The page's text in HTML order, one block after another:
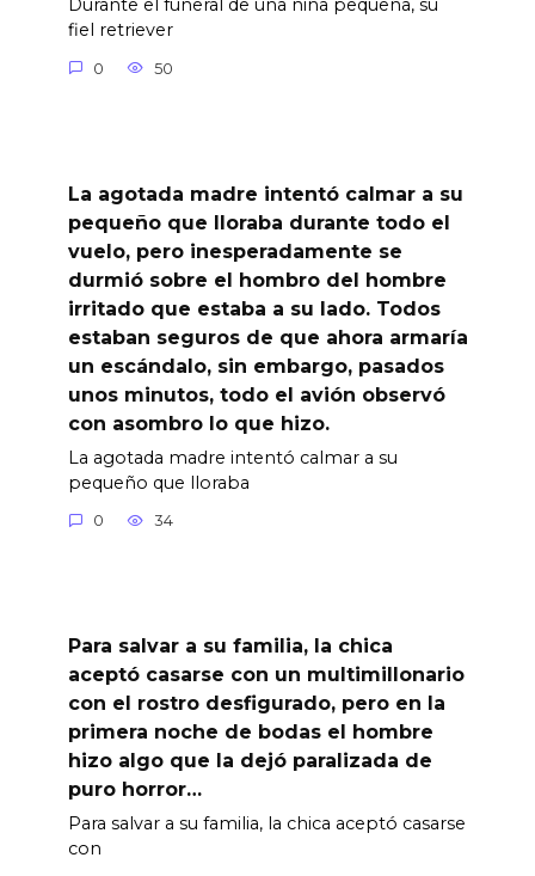
Durante el funeral de una niña pequeña, su
fiel retriever
0 50
La agotada madre intentó calmar a su
pequeño que lloraba durante todo el
vuelo, pero inesperadamente se
durmió sobre el hombro del hombre
irritado que estaba a su lado. Todos
estaban seguros de que ahora armaría
un escándalo, sin embargo, pasados
unos minutos, todo el avión observó
con asombro lo que hizo.
La agotada madre intentó calmar a su
pequeño que lloraba
0 34
Para salvar a su familia, la chica
aceptó casarse con un multimillonario
con el rostro desfigurado, pero en la
primera noche de bodas el hombre
hizo algo que la dejó paralizada de
puro horror…
Para salvar a su familia, la chica aceptó casarse
con